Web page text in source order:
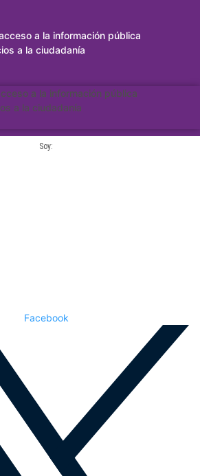
a la información pública
a la ciudadanía
a la información pública
a la ciudadanía
Soy:
Facebook